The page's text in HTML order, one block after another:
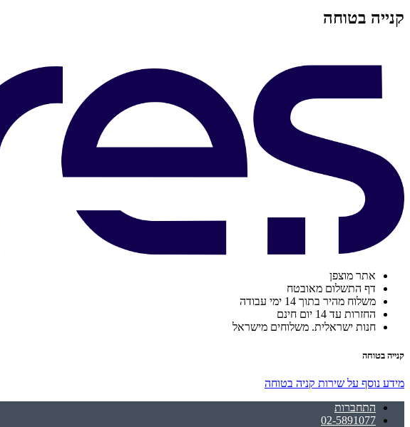
קנייה בטוחה
אתר מוצפן
דף התשלום מאובטח
משלוח מהיר בתוך 14 ימי עבודה
החזרות עד 14 יום חינם
חנות ישראלית. משלוחים מישראל
קנייה בטוחה
מידע נוסף על שירות קניה בטוחה
התחברות
02-5891077